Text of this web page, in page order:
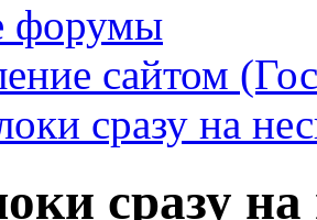
форумы
сайтом
сразу на
сразу